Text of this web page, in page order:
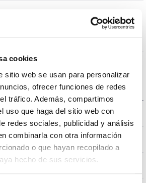
cookies
sitio web se usan para personalizar
ofrecer funciones de redes
tráfico. Además, compartimos
uso que haga del sitio web con
redes sociales, publicidad y análisis
combinarla con otra información
o que hayan recopilado a
hecho de sus servicios.
Directa
color 4000K
cromática 80